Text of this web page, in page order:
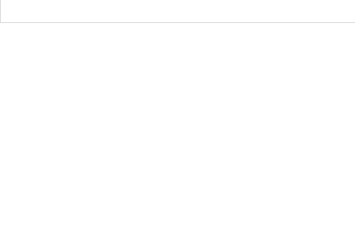
Les Orangers Re-